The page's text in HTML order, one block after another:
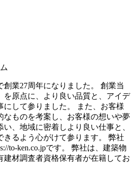
創業27周年になりました。 創業当
を原点に、より良い品質と、アイデ
にして参りました。 また、お客様
なものを考案し、お客様の想いや夢
、地域に密着しより良い仕事と、
きるよう心がけて参ります。 弊社
to-ken.co.jpです。 弊社は、建築物
建材調査者資格保有者が在籍してお